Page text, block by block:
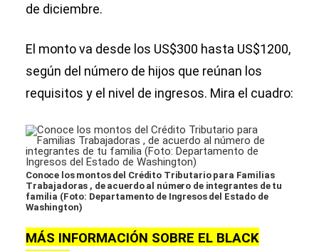
de diciembre.
El monto va desde los US$300 hasta US$1200,
según del número de hijos que reúnan los
requisitos y el nivel de ingresos. Mira el cuadro:
Conoce los montos del Crédito Tributario para Familias
Trabajadoras , de acuerdo al número de integrantes de tu
familia (Foto: Departamento de Ingresos del Estado de
Washington)
MÁS INFORMACIÓN SOBRE EL BLACK